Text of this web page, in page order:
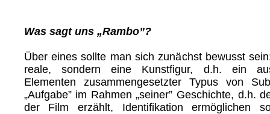
Was sagt uns „Rambo”?
Über eines sollte man sich zunächst bewusst
reale, sondern eine Kunstfigur, d.h. ein
Elementen zusammengesetzter Typus von
„Aufgabe” im Rahmen „seiner” Geschichte, d.h.
der Film erzählt, Identifikation ermöglichen